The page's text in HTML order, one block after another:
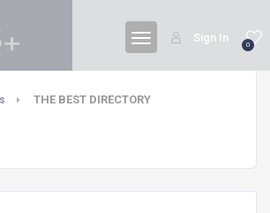
0
Sign In
THE BEST DIRECTORY